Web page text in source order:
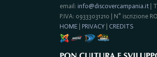
email: info@discovercampania.it |
P.IVA: 09333031210 | N° iscrizione
HOME
PRIVACY CREDITS